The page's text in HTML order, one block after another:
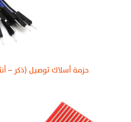
حزمة أسلاك توصيل (ذكر –